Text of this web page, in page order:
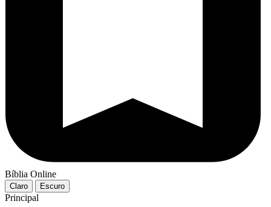
Bíblia Online
Claro Escuro
Principal